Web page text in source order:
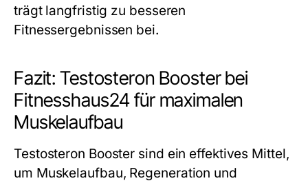
trägt langfristig zu besseren
Fitnessergebnissen bei.
Fazit: Testosteron Booster bei
Fitnesshaus24 für maximalen
Muskelaufbau
Testosteron Booster sind ein effektives Mittel,
um Muskelaufbau, Regeneration und